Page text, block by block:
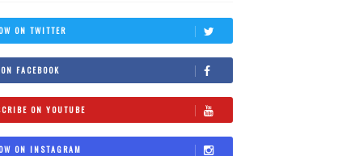
ON TWITTER
FACEBOOK
ON YOUTUBE
ON INSTAGRAM